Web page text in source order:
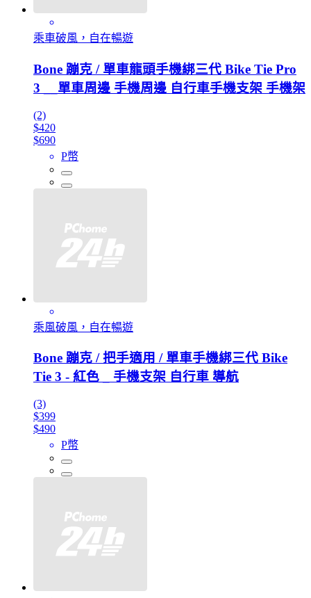
乘車破風，自在暢遊
Bone 蹦克 / 單車龍頭手機綁三代 Bike Tie Pro
3 __單車周邊 手機周邊 自行車手機支架 手機架
(2)
$420
$690
P幣
乘風破風，自在暢遊
Bone 蹦克 / 把手適用 / 單車手機綁三代 Bike
Tie 3 - 紅色 _ 手機支架 自行車 導航
(3)
$399
$490
P幣